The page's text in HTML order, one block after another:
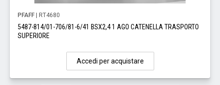
PFAFF | RT4680
5487-814/01-706/81-6/41 BSX2,4 1 AGO CATENELLA TRASPORTO
SUPERIORE
Accedi per acquistare